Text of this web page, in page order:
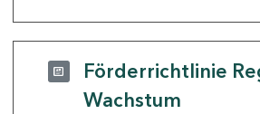
Förderrichtlinie
Wachstum